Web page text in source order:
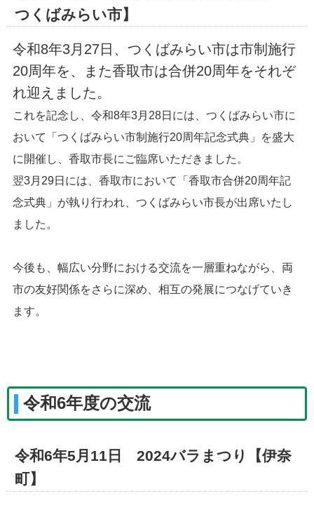
つくばみらい市】
令和8年3月27日、つくばみらい市は市制施行
20周年を、また香取市は合併20周年をそれぞ
れ迎えました。
これを記念し、令和8年3月28日には、つくばみらい市に
おいて「つくばみらい市制施行20周年記念式典」を盛大
に開催し、香取市長にご臨席いただきました。
翌3月29日には、香取市において「香取市合併20周年記
念式典」が執り行われ、つくばみらい市長が出席いたし
ました。
今後も、幅広い分野における交流を一層重ねながら、両
市の友好関係をさらに深め、相互の発展につなげていき
ます。
令和6年度の交流
令和6年5月11日 2024バラまつり【伊奈
町】